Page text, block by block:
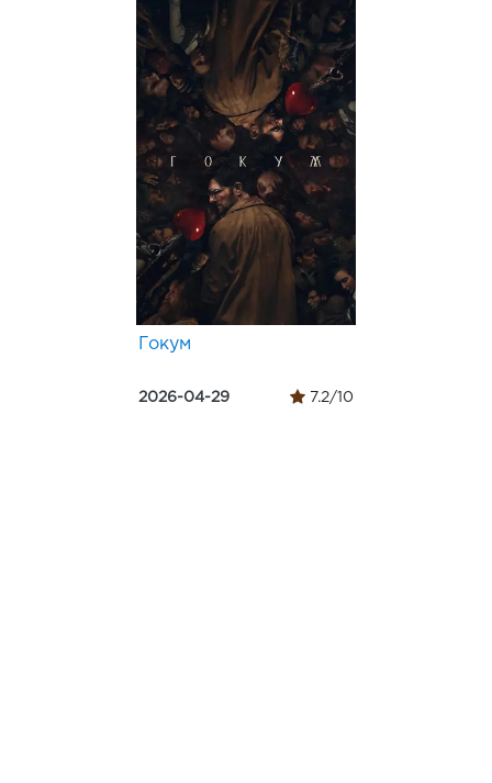
Гокум
2026-04-29 7.2/10